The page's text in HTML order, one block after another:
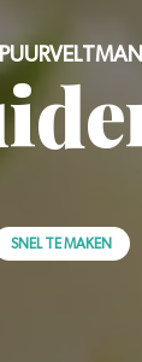
SNEL TE MAKEN